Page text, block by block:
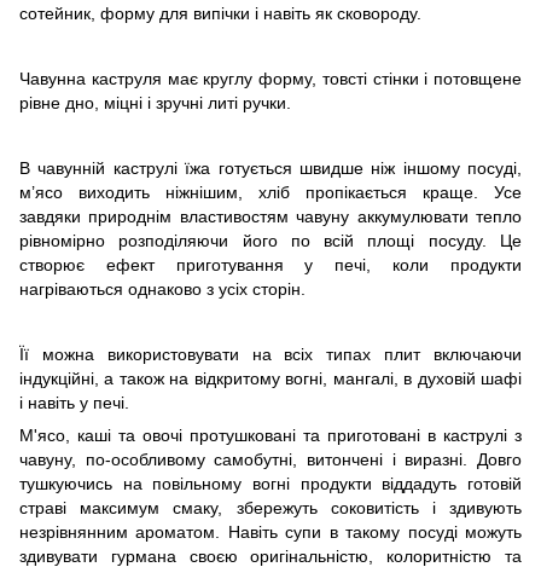
сотейник, форму для випічки і навіть як сковороду.
Чавунна каструля має круглу форму, товсті стінки і потовщене
рівне дно, міцні і зручні литі ручки.
В чавунній каструлі їжа готується швидше ніж іншому посуді,
м’ясо виходить ніжнішим, хліб пропікається краще. Усе
завдяки природнім властивостям чавуну аккумулювати тепло
рівномірно розподіляючи його по всій площі посуду. Це
створює ефект приготування у печі, коли продукти
нагріваються однаково з усіх сторін.
Її можна використовувати на всіх типах плит включаючи
індукційні, а також на відкритому вогні, мангалі, в духовій шафі
і навіть у печі.
М'ясо, каші та овочі протушковані та приготовані в каструлі з
чавуну, по-особливому самобутні, витончені і виразні. Довго
тушкуючись на повільному вогні продукти віддадуть готовій
страві максимум смаку, збережуть соковитість і здивують
незрівнянним ароматом. Навіть супи в такому посуді можуть
здивувати гурмана своєю оригінальністю, колоритністю та